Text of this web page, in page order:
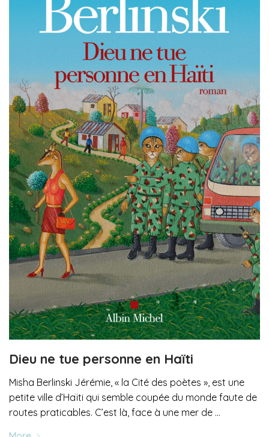
Dieu ne tue personne en Haïti
Misha Berlinski Jérémie, « la Cité des poètes », est une
petite ville d’Haïti qui semble coupée du monde faute de
routes praticables. C’est là, face à une mer de …